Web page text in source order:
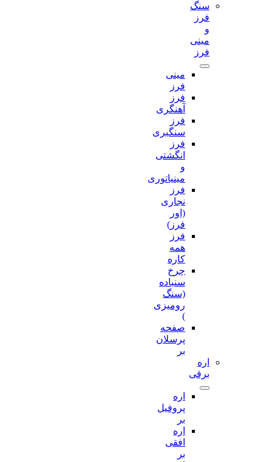
سنگ
مینی
فرز
آهنگری
فرز
سنگبری
فرز
انگشتی
مینیاتوری
فرز
نجاری
فرز
چرخ
سنباده
رومیزی
صفحه
پرسلان
پروفیل